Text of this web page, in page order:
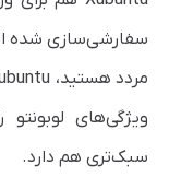
سفارشی‌سازی شده
مردد هستید،
ویژگی‌های
سبک‌تری هم دارد.